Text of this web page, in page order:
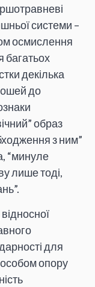
системи –
осмислення
багатьох
декілька
до
образ
з ним”
“минуле
лише тоді,
для
опору